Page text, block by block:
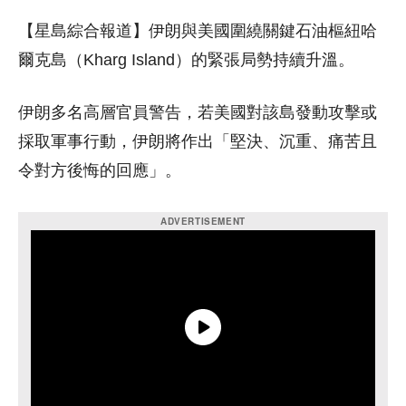
【星島綜合報道】伊朗與美國圍繞關鍵石油樞紐哈
爾克島（Kharg Island）的緊張局勢持續升溫。
伊朗多名高層官員警告，若美國對該島發動攻擊或
採取軍事行動，伊朗將作出「堅決、沉重、痛苦且
令對方後悔的回應」。